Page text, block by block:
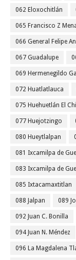
062 Eloxochitlán
065 Francisco Z
066 General Felipe
067 Guadalupe
069 Hermenegildo
072 Huatlatlauca
075 Huehuetlán El
077 Huejotzingo
080 Hueytlalpan
081 Ixcamilpa de
083 Ixcamilpa de
085 Ixtacamaxtitlan
088 Jalpan 089
092 Juan C. Bonilla
094 Juan N. Méndez
096 La Magdalena